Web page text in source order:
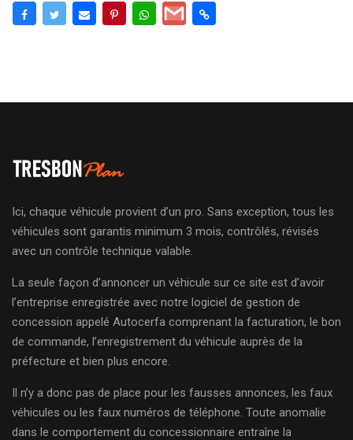
Ici, chaque véhicule provient d’un pro. Sans exception, tous les
véhicules sont garantis minimum 3 mois, contrôlés, révisés
avec un contrôle technique valable.
La seule façon d’annoncer un véhicule sur ce site est d’avoir
l’entreprise enregistrée avec notre logiciel de gestion de
concession appelé Autocerfa comprenant la facturation, le bon
de commande, l’enregistrement du véhicule auprès de la
préfecture et bien plus encore.
Il n’y a donc pas de place pour les fausses annonces, les faux
véhicules ou les faux numéros de téléphone. Toute anomalie
dans le comportement du concessionnaire entraîne la